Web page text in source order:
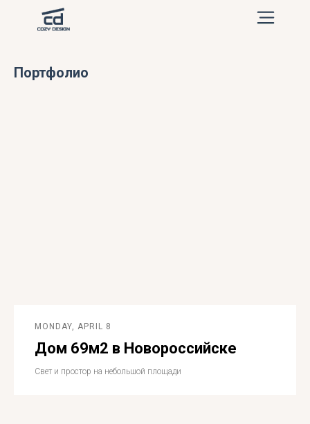
Портфолио
MONDAY, APRIL 8
Дом 69м2 в Новороссийске
Свет и простор на небольшой площади